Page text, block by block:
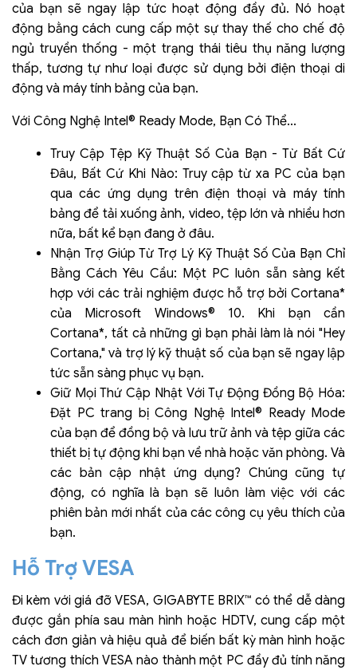
của bạn sẽ ngay lập tức hoạt động đầy đủ. Nó hoạt
động bằng cách cung cấp một sự thay thế cho chế độ
ngủ truyền thống - một trạng thái tiêu thụ năng lượng
thấp, tương tự như loại được sử dụng bởi điện thoại di
động và máy tính bảng của bạn.
Với Công Nghệ Intel® Ready Mode, Bạn Có Thể...
Truy Cập Tệp Kỹ Thuật Số Của Bạn - Từ Bất Cứ
Đâu, Bất Cứ Khi Nào: Truy cập từ xa PC của bạn
qua các ứng dụng trên điện thoại và máy tính
bảng để tải xuống ảnh, video, tệp lớn và nhiều hơn
nữa, bất kể bạn đang ở đâu.
Nhận Trợ Giúp Từ Trợ Lý Kỹ Thuật Số Của Bạn Chỉ
Bằng Cách Yêu Cầu: Một PC luôn sẵn sàng kết
hợp với các trải nghiệm được hỗ trợ bởi Cortana*
của Microsoft Windows® 10. Khi bạn cần
Cortana*, tất cả những gì bạn phải làm là nói "Hey
Cortana," và trợ lý kỹ thuật số của bạn sẽ ngay lập
tức sẵn sàng phục vụ bạn.
Giữ Mọi Thứ Cập Nhật Với Tự Động Đồng Bộ Hóa:
Đặt PC trang bị Công Nghệ Intel® Ready Mode
của bạn để đồng bộ và lưu trữ ảnh và tệp giữa các
thiết bị tự động khi bạn về nhà hoặc văn phòng. Và
các bản cập nhật ứng dụng? Chúng cũng tự
động, có nghĩa là bạn sẽ luôn làm việc với các
phiên bản mới nhất của các công cụ yêu thích của
bạn.
Hỗ Trợ VESA
Đi kèm với giá đỡ VESA, GIGABYTE BRIX™ có thể dễ dàng
được gắn phía sau màn hình hoặc HDTV, cung cấp một
cách đơn giản và hiệu quả để biến bất kỳ màn hình hoặc
TV tương thích VESA nào thành một PC đầy đủ tính năng